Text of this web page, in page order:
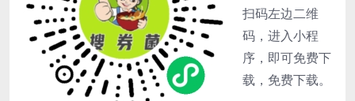
扫码左边二维
码，进入小程
序，即可免费下
载，免费下载。